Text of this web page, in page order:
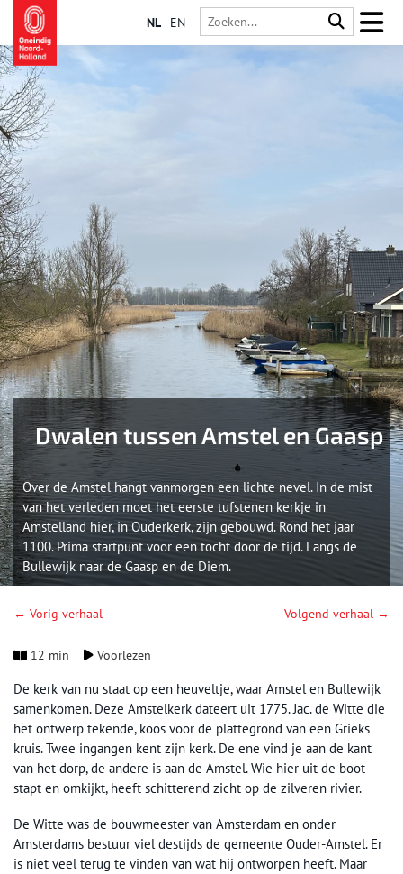
NL EN
Dwalen tussen Amstel en Gaasp
Over de Amstel hangt vanmorgen een lichte nevel. In de mist
van het verleden moet het eerste tufstenen kerkje in
Amstelland hier, in Ouderkerk, zijn gebouwd. Rond het jaar
1100. Prima startpunt voor een tocht door de tijd. Langs de
Bullewijk naar de Gaasp en de Diem.
← Vorig verhaal Volgend verhaal →
12 min Voorlezen
De kerk van nu staat op een heuveltje, waar Amstel en Bullewijk
samenkomen. Deze Amstelkerk dateert uit 1775. Jac. de Witte die
het ontwerp tekende, koos voor de plattegrond van een Grieks
kruis. Twee ingangen kent zijn kerk. De ene vind je aan de kant
van het dorp, de andere is aan de Amstel. Wie hier uit de boot
stapt en omkijkt, heeft schitterend zicht op de zilveren rivier.
De Witte was de bouwmeester van Amsterdam en onder
Amsterdams bestuur viel destijds de gemeente Ouder-Amstel. Er
is niet veel terug te vinden van wat hij ontworpen heeft. Maar